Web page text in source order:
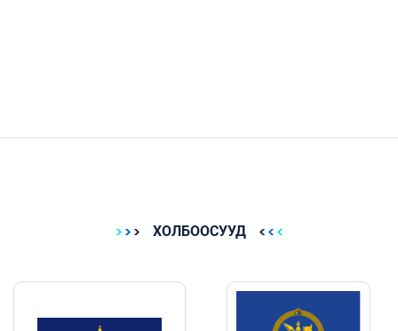
ХОЛБООСУУД